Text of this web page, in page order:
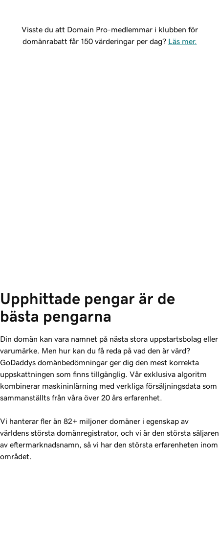
Visste du att Domain Pro-medlemmar i klubben för
domänrabatt får 150 värderingar per dag? Läs mer.
Upphittade pengar är de
bästa pengarna
Din domän kan vara namnet på nästa stora uppstartsbolag eller
varumärke. Men hur kan du få reda på vad den är värd?
GoDaddys domänbedömningar ger dig den mest korrekta
uppskattningen som finns tillgänglig. Vår exklusiva algoritm
kombinerar maskininlärning med verkliga försäljningsdata som
sammanställts från våra över 20 års erfarenhet.
Vi hanterar fler än 82+ miljoner domäner i egenskap av
världens största domänregistrator, och vi är den största säljaren
av eftermarknadsnamn, så vi har den största erfarenheten inom
området.